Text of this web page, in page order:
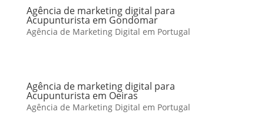
Agência de marketing digital para
Acupunturista em Gondomar
Agência de Marketing Digital em Portugal
Agência de marketing digital para
Acupunturista em Oeiras
Agência de Marketing Digital em Portugal